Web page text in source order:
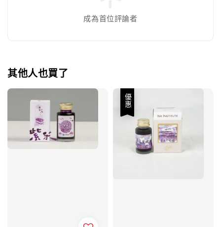
成為首位評論者
其他人也買了
優惠